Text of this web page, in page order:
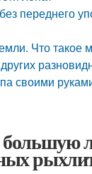
переднего
Что такое
своими